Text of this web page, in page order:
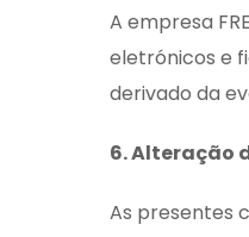
A empresa
eletrónicos e
derivado da
6. Alteração
As presentes